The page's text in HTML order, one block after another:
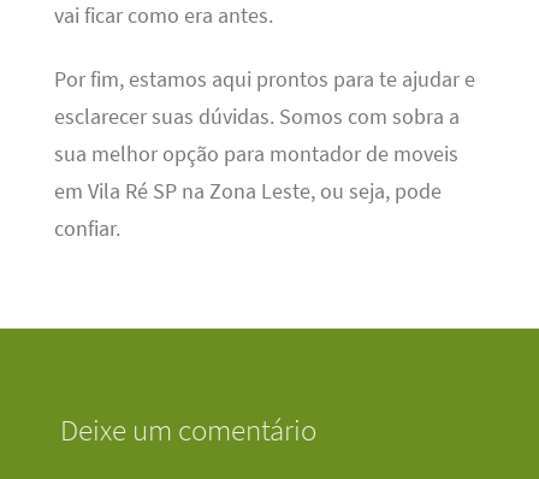
vai ficar como era antes.
Por fim, estamos aqui prontos para te ajudar e
esclarecer suas dúvidas. Somos com sobra a
sua melhor opção para montador de moveis
em Vila Ré SP na Zona Leste, ou seja, pode
confiar.
Deixe um comentário